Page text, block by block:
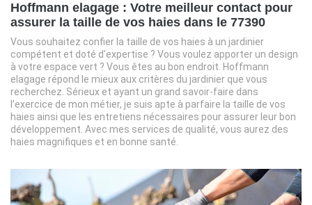
Hoffmann elagage : Votre meilleur contact pour
assurer la taille de vos haies dans le 77390
Vous souhaitez confier la taille de vos haies à un jardinier
compétent et doté d’expertise ? Vous voulez apporter un design
à votre espace vert ? Vous êtes au bon endroit. Hoffmann
elagage répond le mieux aux critères du jardinier que vous
recherchez. Sérieux et ayant un grand savoir-faire dans
l’exercice de mon métier, je suis apte à parfaire la taille de vos
haies ainsi que les entretiens nécessaires pour assurer leur bon
développement. Avec mes services de qualité, vous aurez des
haies magnifiques et en bonne santé.